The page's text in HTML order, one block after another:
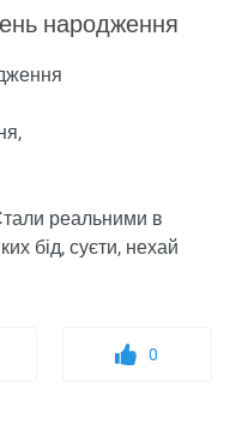
народження
реальними в
бід, суєти, нехай
0